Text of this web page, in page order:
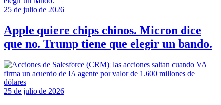
25 de julio de 2026
Apple quiere chips chinos. Micron dice
que no. Trump tiene que elegir un bando.
25 de julio de 2026